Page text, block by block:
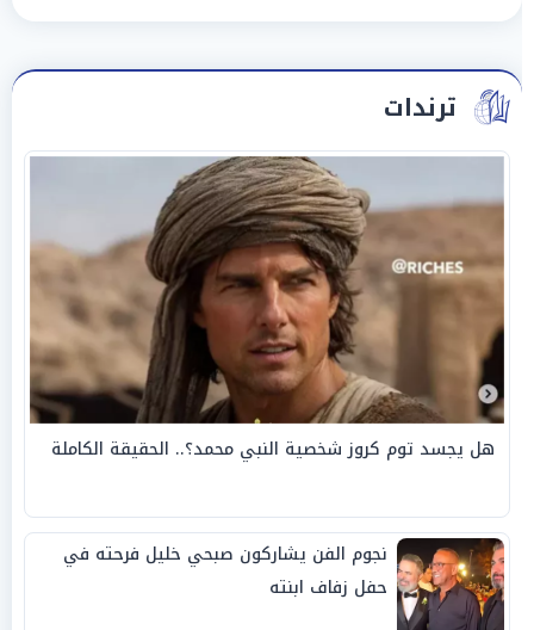
ترندات
هل يجسد توم كروز شخصية النبي محمد؟.. الحقيقة الكاملة
نجوم الفن يشاركون صبحي خليل فرحته في
حفل زفاف ابنته